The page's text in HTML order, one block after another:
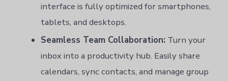
interface is fully optimized for smartphones,
tablets, and desktops.
Seamless Team Collaboration: Turn your
inbox into a productivity hub. Easily share
calendars, sync contacts, and manage group